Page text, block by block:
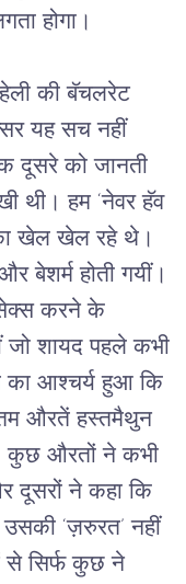
होगा।
की बॅचलरेट
यह सच नहीं
दूसरे को जानती
थी। हम ‘नेवर हॅव
खेल खेल रहे थे।
बेशर्म होती गयीं।
करने के
जो शायद पहले कभी
का आश्चर्य हुआ कि
औरतें हस्तमैथुन
कुछ औरतों ने कभी
दूसरों ने कहा कि
‘ज़रुरत’ नहीं
से सिर्फ कुछ ने